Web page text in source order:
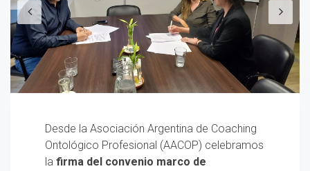
Desde la Asociación Argentina de Coaching
Ontológico Profesional (AACOP) celebramos
la firma del convenio marco de